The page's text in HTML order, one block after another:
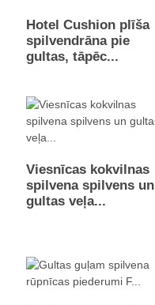
Hotel Cushion plīša
spilvendrāna pie
gultas, tāpēc...
Viesnīcas kokvilnas
spilvena spilvens un
gultas veļa...